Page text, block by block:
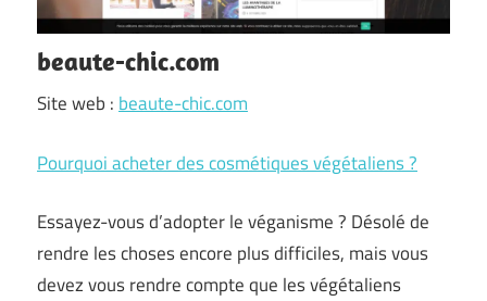
beaute-chic.com
Site web : beaute-chic.com
Pourquoi acheter des cosmétiques végétaliens ?
Essayez-vous d’adopter le véganisme ? Désolé de
rendre les choses encore plus difficiles, mais vous
devez vous rendre compte que les végétaliens